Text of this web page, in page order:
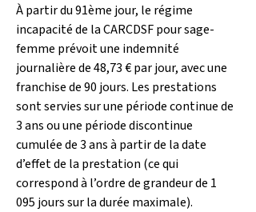
À partir du 91ème jour, le régime
incapacité de la CARCDSF pour sage-
femme prévoit une indemnité
journalière de 48,73 € par jour, avec une
franchise de 90 jours. Les prestations
sont servies sur une période continue de
3 ans ou une période discontinue
cumulée de 3 ans à partir de la date
d’effet de la prestation (ce qui
correspond à l’ordre de grandeur de 1
095 jours sur la durée maximale).